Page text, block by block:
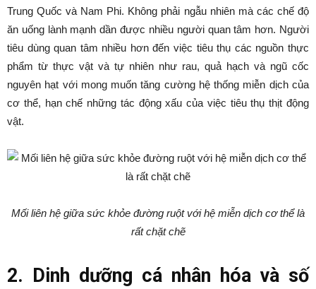
Trung Quốc và Nam Phi. Không phải ngẫu nhiên mà các chế độ
ăn uống lành mạnh dần được nhiều người quan tâm hơn. Người
tiêu dùng quan tâm nhiều hơn đến việc tiêu thụ các nguồn thực
phẩm từ thực vật và tự nhiên như rau, quả hạch và ngũ cốc
nguyên hạt với mong muốn tăng cường hệ thống miễn dịch của
cơ thể, hạn chế những tác động xấu của việc tiêu thụ thịt động
vật.
Mối liên hệ giữa sức khỏe đường ruột với hệ miễn dịch cơ thể là
rất chặt chẽ
2. Dinh dưỡng cá nhân hóa và số